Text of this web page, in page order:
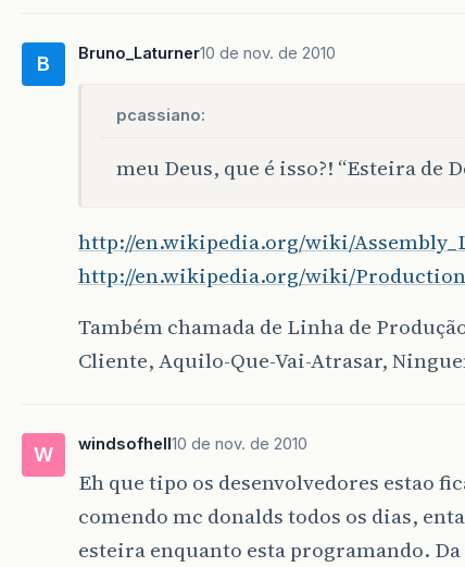
B Bruno_Laturner10 de nov. de 2010
pcassiano:
meu Deus, que é isso?! “Esteira de
http://en.wikipedia.org/wiki/
http://en.wikipedia.org/wiki/
Também chamada de Linha de
Cliente, Aquilo-Que-Vai-Atrasar,
W windsofhell10 de nov. de 2010
Eh que tipo os desenvolvedores estao
comendo mc donalds todos os dias,
esteira enquanto esta programando.